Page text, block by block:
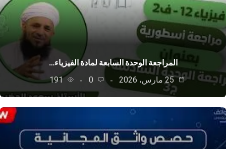
المراجعة الوحدة السابعة لمادة الفيزياء…
25 مارس، 2026
0
191